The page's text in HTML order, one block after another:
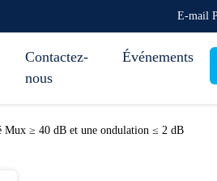
E-mail
Contactez-
nous
Événements
Mux ≥ 40 dB et une ondulation ≤ 2 dB